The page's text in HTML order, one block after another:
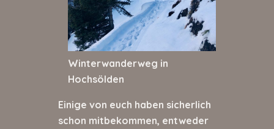
Winterwanderweg in
Hochsölden
Einige von euch haben sicherlich
schon mitbekommen, entweder